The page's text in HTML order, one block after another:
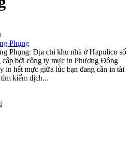
Phụng
Phụng: Địa chỉ khu nhà ở Hapulico số
bởi công ty mực in Phương Đông
in hết mực giữa lúc bạn đang cần in tài
kiếm dịch...